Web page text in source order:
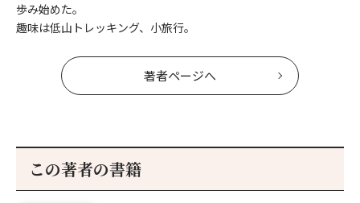
歩み始めた。
趣味は低山トレッキング、小旅行。
著者ページへ
この著者の書籍